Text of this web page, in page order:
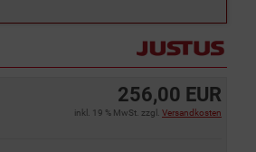
256,00 EUR
inkl. 19 % MwSt. zzgl. Versandkosten